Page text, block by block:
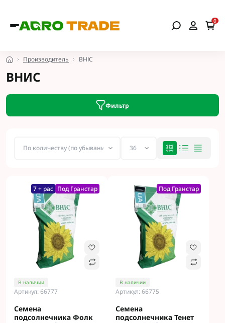
0
Производитель ВНІС
ВНИС
Фильтр
7 + рас Под Гранстар
В наличии
Артикул: 66777
Семена
подсолнечника Фолк
Под Гранстар
В наличии
Артикул: 66775
Семена
подсолнечника Тенет